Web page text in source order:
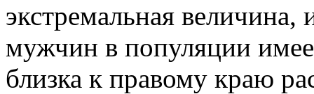
экстремальная
мужчин в популяции
близка к правому краю